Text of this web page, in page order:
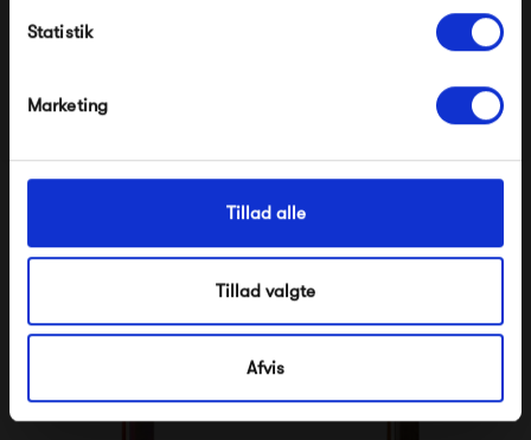
Statistik
Marketing
Tillad alle
Tillad valgte
Afvis
Væglampe - Messing,...
Væglampe - Messing,
*Ved at tilmelde dig accepterer du at modtage e-